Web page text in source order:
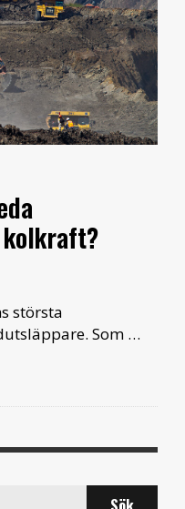
största
Som …